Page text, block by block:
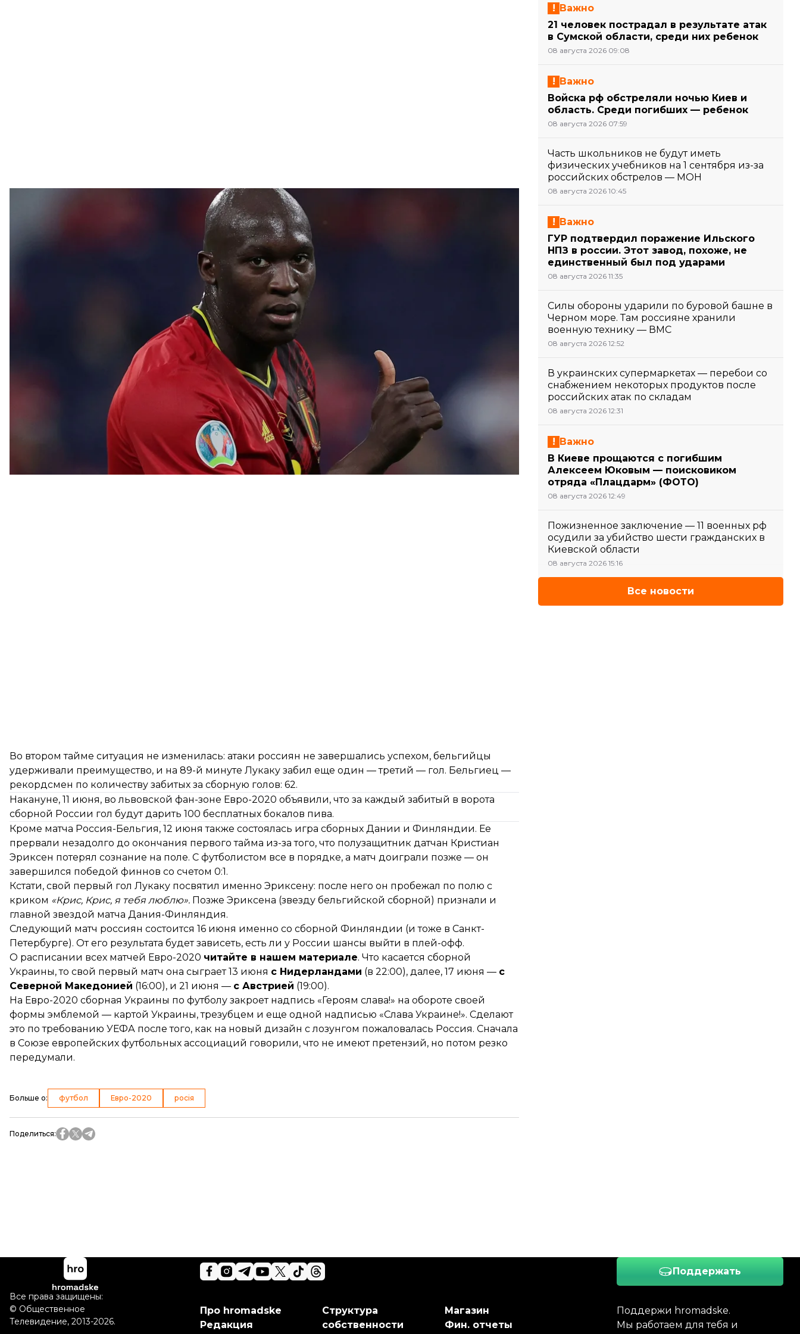
Ромелу Лукаку, автор двух голов в стартовом матче сборных Бельгии и России на Евро-2020
УЕФА/Twitter
На стартовом матче группового этапа Чемпионата Европы по футболу в Санкт-Петербурге 12 июня
сборная России проиграла Бельгии со счетом 0:3. Автором двух голов был Лукаку, причем
последний он забил за минуту до финального свистка.
Изначально инициатива была на стороне Бельгии. Первый гол Ромелу Лукаку забил уже на 11-й
минуте. Второй гол на 35-й минуте забил Томас Менье, который незадолго до того вышел на замену
(после столкновения Далера Кузяева и Тимоти Кастано).
Во втором тайме ситуация не изменилась: атаки россиян не завершались успехом, бельгийцы
удерживали преимущество, и на 89-й минуте Лукаку забил еще один — третий — гол. Бельгиец —
рекордсмен по количеству забитых за сборную голов: 62.
Накануне, 11 июня, во львовской фан-зоне Евро-2020 объявили, что за каждый забитый в ворота
сборной России гол будут дарить 100 бесплатных бокалов пива.
Кроме матча Россия-Бельгия, 12 июня также состоялась игра сборных Дании и Финляндии. Ее
прервали незадолго до окончания первого тайма из-за того, что полузащитник датчан Кристиан
Эриксен потерял сознание на поле. С футболистом все в порядке, а матч доиграли позже — он
завершился победой финнов со счетом 0:1.
Кстати, свой первый гол Лукаку посвятил именно Эриксену: после него он пробежал по полю с
криком «Крис, Крис, я тебя люблю». Позже Эриксена (звезду бельгийской сборной) признали и
главной звездой матча Дания-Финляндия.
Следующий матч россиян состоится 16 июня именно со сборной Финляндии (и тоже в Санкт-
Петербурге). От его результата будет зависеть, есть ли у России шансы выйти в плей-офф.
О расписании всех матчей Евро-2020 читайте в нашем материале. Что касается сборной
Украины, то свой первый матч она сыграет 13 июня с Нидерландами (в 22:00), далее, 17 июня — с
Северной Македонией (16:00), и 21 июня — с Австрией (19:00).
На Евро-2020 сборная Украины по футболу закроет надпись «Героям слава!» на обороте своей
формы эмблемой — картой Украины, трезубцем и еще одной надписью «Слава Украине!». Сделают
это по требованию УЕФА после того, как на новый дизайн с лозунгом пожаловалась Россия. Сначала
в Союзе европейских футбольных ассоциаций говорили, что не имеют претензий, но потом резко
передумали.
Больше о: футбол Евро-2020 росія
Поделиться:
Важно
21 человек пострадал в результате атак
в Сумской области, среди них ребенок
08 августа 2026 09:08
Важно
Войска рф обстреляли ночью Киев и
область. Среди погибших — ребенок
08 августа 2026 07:59
Часть школьников не будут иметь
физических учебников на 1 сентября из-за
российских обстрелов — МОН
08 августа 2026 10:45
Важно
ГУР подтвердил поражение Ильского
НПЗ в россии. Этот завод, похоже, не
единственный был под ударами
08 августа 2026 11:35
Силы обороны ударили по буровой башне в
Черном море. Там россияне хранили
военную технику — ВМС
08 августа 2026 12:52
В украинских супермаркетах — перебои со
снабжением некоторых продуктов после
российских атак по складам
08 августа 2026 12:31
Важно
В Киеве прощаются с погибшим
Алексеем Юковым — поисковиком
отряда «Плацдарм» (ФОТО)
08 августа 2026 12:49
Пожизненное заключение — 11 военных рф
осудили за убийство шести гражданских в
Киевской области
08 августа 2026 15:16
Все новости
Поддержать
Поддержи hromadske.
Мы работаем для тебя и
Про hromadske
Редакция
Структура
собственности
Магазин
Фин. отчеты
Все права защищены:
© Общественное
Телевидение, 2013-2026.